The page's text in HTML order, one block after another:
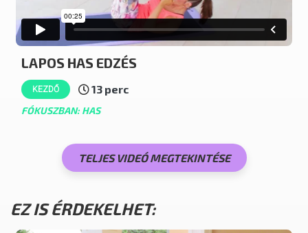
LAPOS HAS EDZÉS
KEZDŐ 13 perc
FÓKUSZBAN: HAS
TELJES VIDEÓ MEGTEKINTÉSE
EZ IS ÉRDEKELHET: